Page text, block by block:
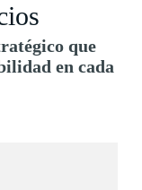
que
en cada